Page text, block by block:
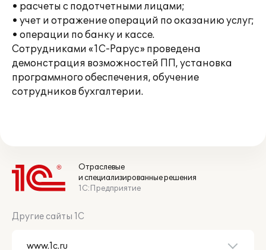
• расчеты с подотчетными лицами;
• учет и отражение операций по оказанию услуг;
• операции по банку и кассе.
Сотрудниками «1С-Рарус» проведена
демонстрация возможностей ПП, установка
программного обеспечения, обучение
сотрудников бухгалтерии.
Отраслевые
и специализированные решения
1С:Предприятие
Другие сайты 1С